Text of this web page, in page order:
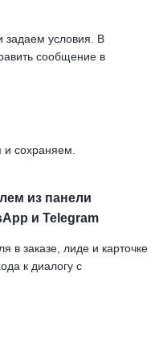
условия. В
сообщение в
сохраняем.
из панели
и Telegram
в заказе, лиде и карточке
к диалогу с